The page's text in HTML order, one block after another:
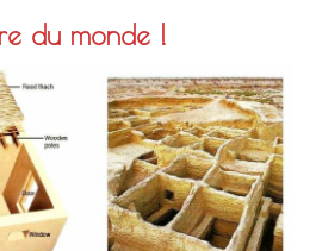
du monde !